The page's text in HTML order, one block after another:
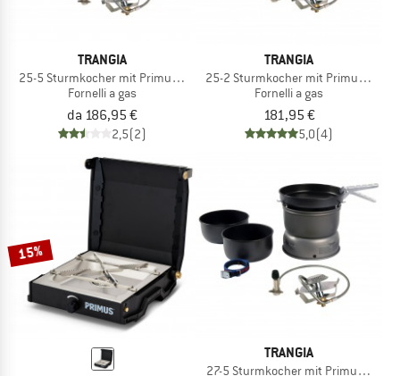
TRANGIA
25-5 Sturmkocher mit Primus Gasbrenner
Fornelli a gas
da 186,95 €
2,5(2)
TRANGIA
25-2 Sturmkocher mit Primus
Fornelli a gas
181,95 €
5,0(4)
15%
TRANGIA
27-5 Sturmkocher mit Primus